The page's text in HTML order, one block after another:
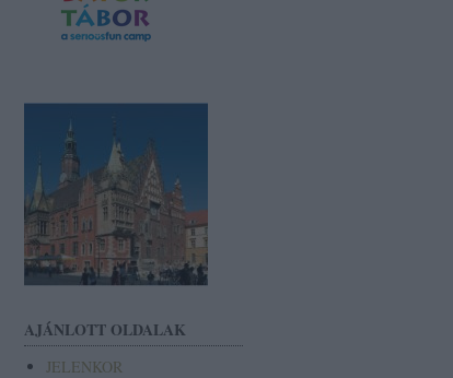
AJÁNLOTT OLDALAK
JELENKOR